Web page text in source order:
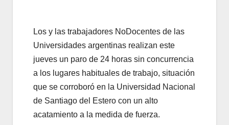
Los y las trabajadores NoDocentes de las
Universidades argentinas realizan este
jueves un paro de 24 horas sin concurrencia
a los lugares habituales de trabajo, situación
que se corroboró en la Universidad Nacional
de Santiago del Estero con un alto
acatamiento a la medida de fuerza.